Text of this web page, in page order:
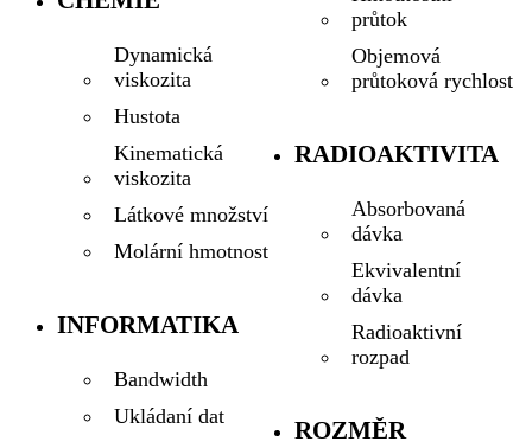
Dynamická
viskozita
Hustota
Kinematická
viskozita
Látkové množství
Molární hmotnost
INFORMATIKA
Bandwidth
Ukládaní dat
průtok
Objemová
průtoková rychlost
RADIOAKTIVITA
Absorbovaná
dávka
Ekvivalentní
dávka
Radioaktivní
rozpad
ROZMĚR